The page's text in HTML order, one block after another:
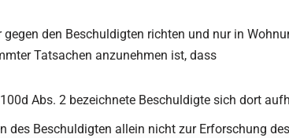
den Beschuldigten richten und nur in
Tatsachen anzunehmen ist, dass
Abs. 2 bezeichnete Beschuldigte sich dort
des Beschuldigten allein nicht zur Erforschung